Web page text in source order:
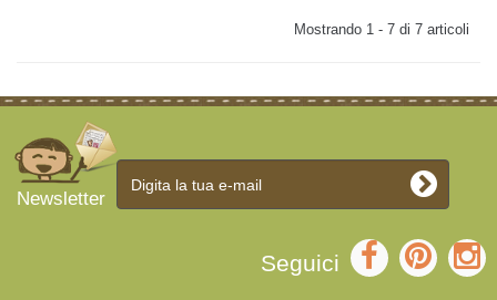
Mostrando 1 - 7 di 7 articoli
Newsletter
Seguici